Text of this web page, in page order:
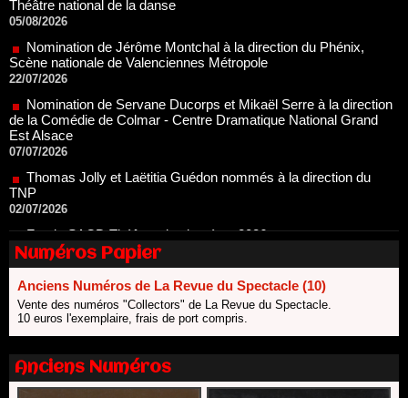
Nomination de Jérôme Montchal à la direction du Phénix,
Scène nationale de Valenciennes Métropole
22/07/2026
Nomination de Servane Ducorps et Mikaël Serre à la direction
de la Comédie de Colmar - Centre Dramatique National Grand
Est Alsace
07/07/2026
Thomas Jolly et Laëtitia Guédon nommés à la direction du
TNP
02/07/2026
Fonds SACD Théâtre : les lauréats 2026
23/06/2026
Dispositif ARTCENA Écrire pour le cirque, les lauréats 2026 !
20/06/2026
Le palmarès des prix SACD 2026
18/06/2026
Les 10 lauréats du Fonds Grandes Formes Théâtre 2026
SACD
13/06/2026
Nomination de Nathalie Garraud et Olivier Saccomano à la
Numéros Papier
Anciens Numéros de La Revue du Spectacle (10)
Vente des numéros "Collectors" de La Revue du Spectacle.
10 euros l'exemplaire, frais de port compris.
Anciens Numéros